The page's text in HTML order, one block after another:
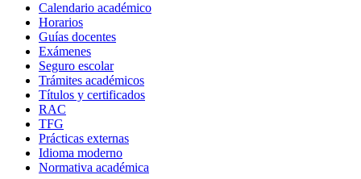
Calendario académico
Horarios
Guías docentes
Exámenes
Seguro escolar
Trámites académicos
Títulos y certificados
RAC
TFG
Prácticas externas
Idioma moderno
Normativa académica